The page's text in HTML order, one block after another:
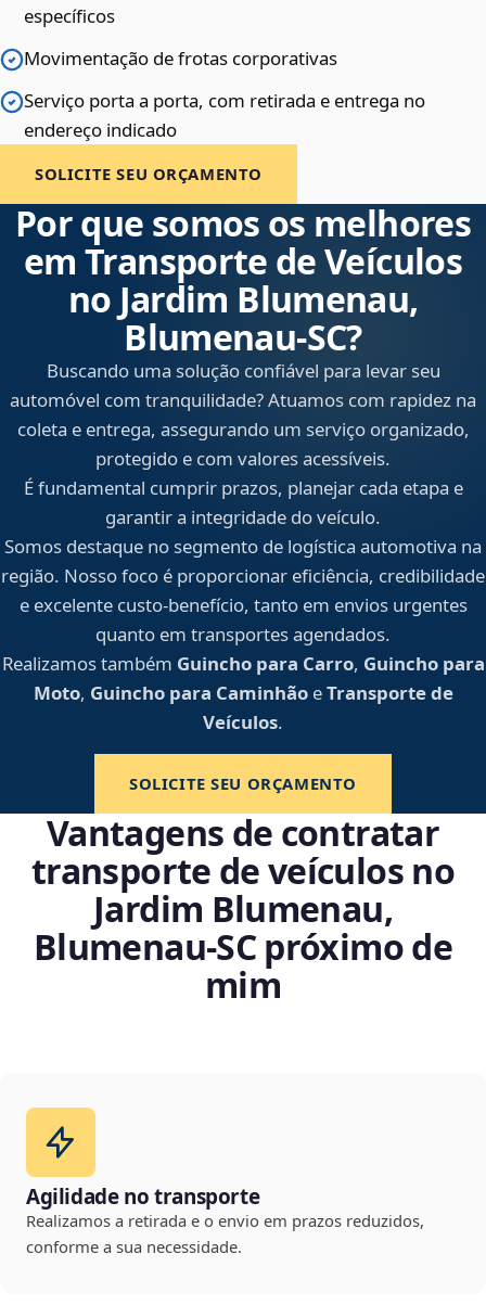
específicos
Movimentação de frotas corporativas
Serviço porta a porta, com retirada e entrega no
endereço indicado
SOLICITE SEU ORÇAMENTO
Por que somos os melhores
em Transporte de Veículos
no Jardim Blumenau,
Blumenau‑SC?
Buscando uma solução confiável para levar seu
automóvel com tranquilidade? Atuamos com rapidez na
coleta e entrega, assegurando um serviço organizado,
protegido e com valores acessíveis.
É fundamental cumprir prazos, planejar cada etapa e
garantir a integridade do veículo.
Somos destaque no segmento de logística automotiva na
região. Nosso foco é proporcionar eficiência, credibilidade
e excelente custo-benefício, tanto em envios urgentes
quanto em transportes agendados.
Realizamos também Guincho para Carro, Guincho para
Moto, Guincho para CaminhãoeTransporte de
Veículos.
SOLICITE SEU ORÇAMENTO
Vantagens de contratar
transporte de veículos no
Jardim Blumenau,
Blumenau‑SC próximo de
mim
Agilidade no transporte
Realizamos a retirada e o envio em prazos reduzidos,
conforme a sua necessidade.